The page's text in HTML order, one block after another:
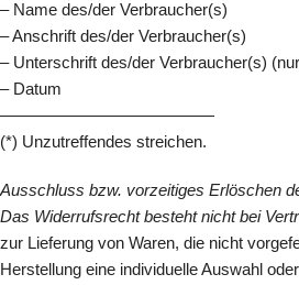
– Name des/der Verbraucher(s)
– Anschrift des/der Verbraucher(s)
– Unterschrift des/der Verbraucher(s)
– Datum
—————————————
(*) Unzutreffendes streichen.
Ausschluss bzw. vorzeitiges Erlöschen
Das Widerrufsrecht besteht nicht bei
zur Lieferung von Waren, die nicht
Herstellung eine individuelle Auswahl